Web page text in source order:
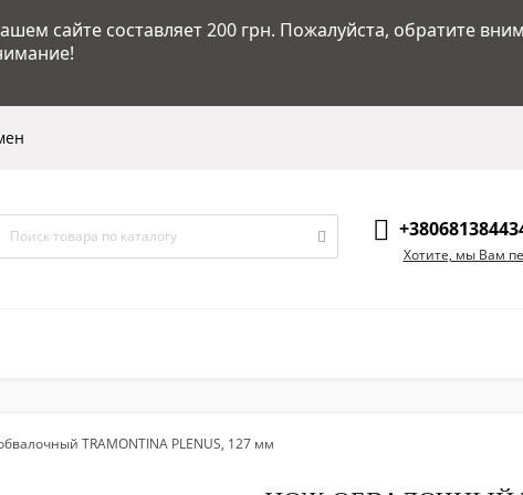
сайте составляет 200 грн. Пожалуйста, обратите
Хотите, мы Вам
TRAMONTINA PLENUS, 127 мм